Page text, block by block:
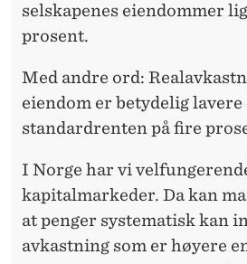
selskapenes eiendommer
prosent.
Med andre ord:
eiendom er betydelig lavere
standardrenten på fire
I Norge har vi
kapitalmarkeder. Da kan
at penger systematisk kan
avkastning som er høyere